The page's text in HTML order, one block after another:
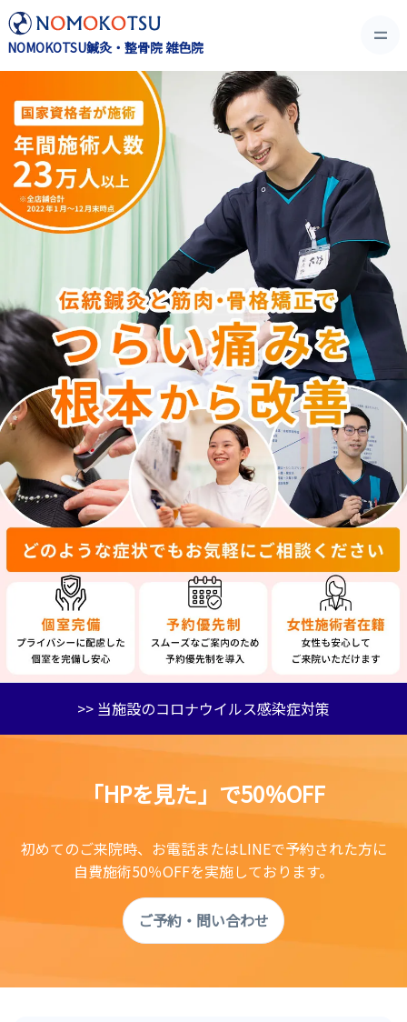
NOMOKOTSU鍼灸・整骨院 雑色院
>> 当施設のコロナウイルス感染症対策
「HPを見た」で50％OFF
初めてのご来院時、お電話またはLINEで予約された方に
自費施術50％OFFを実施しております。
ご予約・問い合わせ